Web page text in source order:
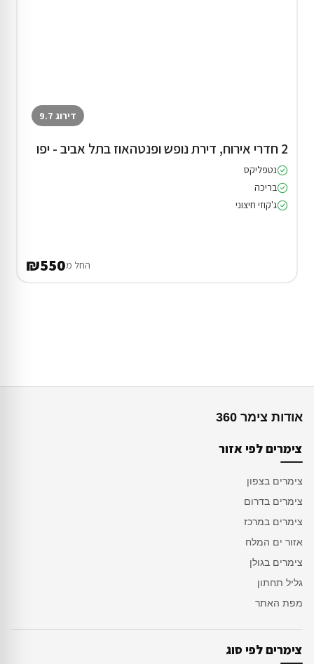
דירוג 9.7
2 חדרי אירוח, דירת נופש ופנטהאוז בתל אביב - יפו
נטפליקס
בריכה
ג'קוזי חיצוני
החל מ₪550
אודות צימר 360
צימרים לפי אזור
צימרים בצפון
צימרים בדרום
צימרים במרכז
אזור ים המלח
צימרים בגולן
גליל תחתון
מפת האתר
צימרים לפי סוג